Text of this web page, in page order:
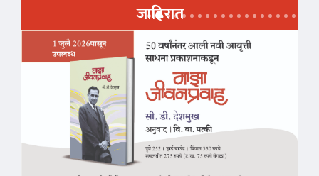
जाहिरात